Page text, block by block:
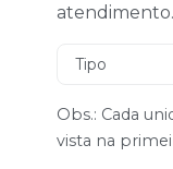
atendimento.
Obs.: Cada
vista na